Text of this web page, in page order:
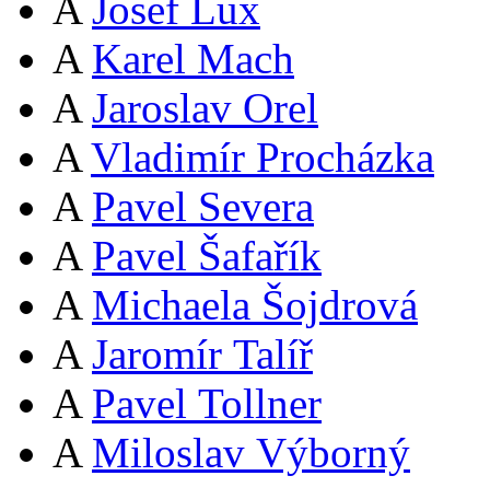
A Josef Lux
A Karel Mach
A Jaroslav Orel
A Vladimír Procházka
A Pavel Severa
A Pavel Šafařík
A Michaela Šojdrová
A Jaromír Talíř
A Pavel Tollner
A Miloslav Výborný